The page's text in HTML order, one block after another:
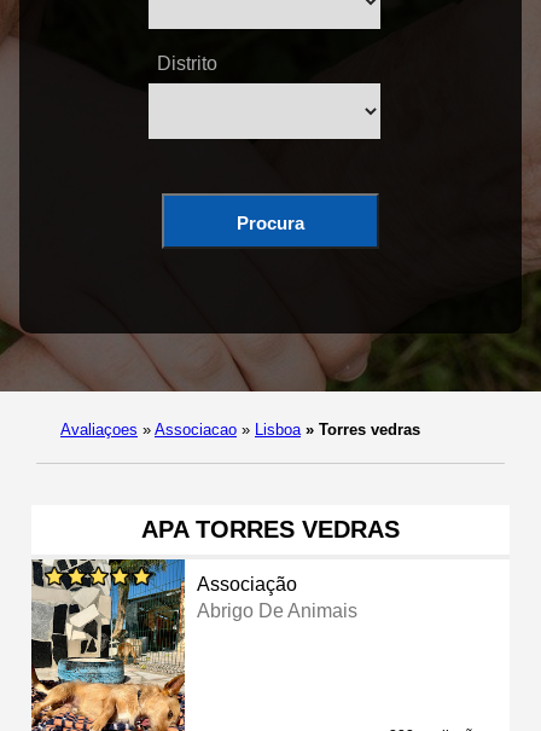
Distrito
Procura
Avaliaçoes » Associacao » Lisboa » Torres vedras
APA TORRES VEDRAS
Associação
Abrigo De Animais